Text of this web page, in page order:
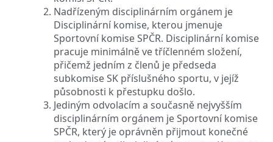
Nadřízeným disciplinárním orgánem je
Disciplinární komise, kterou jmenuje
Sportovní komise SPČR. Disciplinární komise
pracuje minimálně ve tříčlenném složení,
přičemž jedním z členů je předseda
subkomise SK příslušného sportu, v jejíž
působnosti k přestupku došlo.
Jediným odvolacím a současně nejvyšším
disciplinárním orgánem je Sportovní komise
SPČR, který je oprávněn přijmout konečné